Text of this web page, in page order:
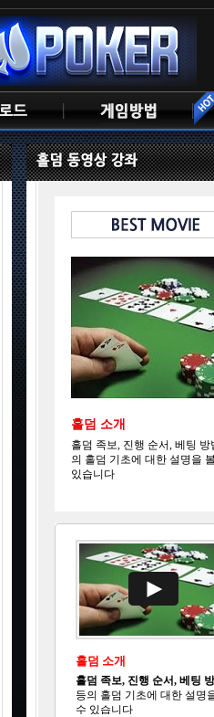
홀덤 소개
홀덤 족보, 진행 순서, 베팅 방
의 홀덤 기초에 대한 설명을
있습니다
홀덤 소개
홀덤 족보, 진행 순서, 베팅
등의 홀덤 기초에 대한 설명
수 있습니다